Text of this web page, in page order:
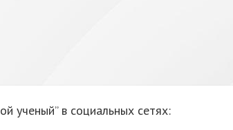
ученый” в социальных сетях: